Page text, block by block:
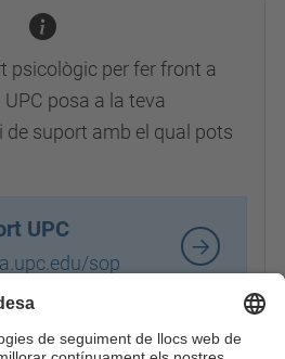
psicològic per fer front a
posa a la teva
de suport amb el qual pots
UPC
sop